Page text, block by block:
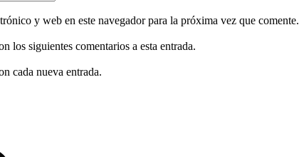
y web en este navegador para la próxima vez que comente.
los siguientes comentarios a esta entrada.
cada nueva entrada.